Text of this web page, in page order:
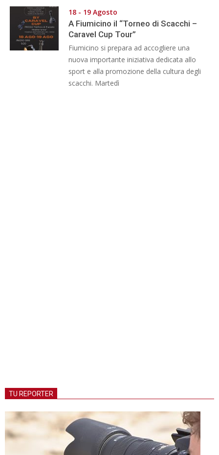
18 - 19 Agosto
A Fiumicino il “Torneo di Scacchi –
Caravel Cup Tour”
Fiumicino si prepara ad accogliere una
nuova importante iniziativa dedicata allo
sport e alla promozione della cultura degli
scacchi. Martedì
TU REPORTER